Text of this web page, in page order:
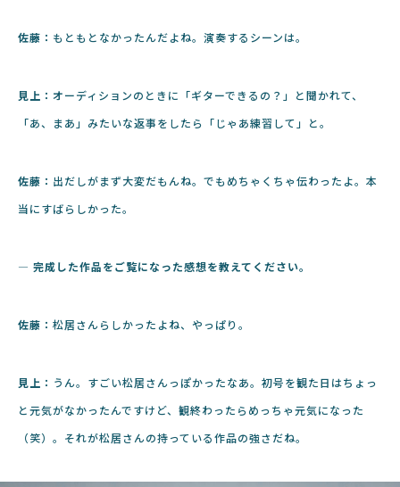
佐藤： もともとなかったんだよね。演奏するシーンは。
見上： オーディションのときに「ギターできるの？」と聞かれて、
「あ、まあ」みたいな返事をしたら「じゃあ練習して」と。
佐藤： 出だしがまず大変だもんね。でもめちゃくちゃ伝わったよ。本
当にすばらしかった。
― 完成した作品をご覧になった感想を教えてください。
佐藤： 松居さんらしかったよね、やっぱり。
見上： うん。すごい松居さんっぽかったなあ。初号を観た日はちょっ
と元気がなかったんですけど、観終わったらめっちゃ元気になった
（笑）。 それが松居さんの持っている作品の強さだね。